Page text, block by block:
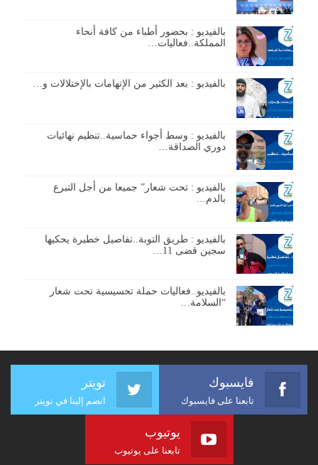
بالفيديو : بحضور أطباء من كافة أنحاء
المملكة..فعاليات…
بالفيديو : بعد الكثير من الإتهامات بالإختلالات و…
بالفيديو : وسط أجواء حماسية..تنظيم نهائيات
دوري الصداقة…
بالفيديو : تحت شعار” جميعا من أجل التبرع
بالدم…
بالفيديو : طريق التوبة..تفاصيل خطيرة يحكيها
سجين قضى 11…
بالفيديو..فعاليات حملة تحسيسية تحت شعار
“السلامة…
فايسبوك
تابعنا على فايسبوك
تويتر
انضم إلينا في تويتر
يوتيوب
تابعنا على يوتيوب